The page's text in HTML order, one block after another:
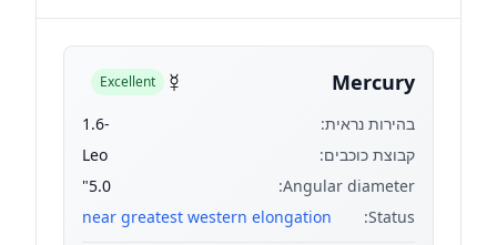
Mercury
☿
Excellent
בהירות נראית:
-1.6
קבוצת כוכבים:
Leo
Angular diameter:
5.0"
Status:
near greatest western elongation